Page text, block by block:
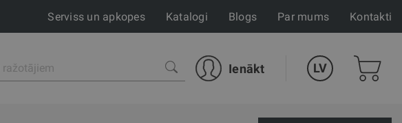
Serviss un apkopes Katalogi Blogs Par mums Kontakti
Ienākt LV